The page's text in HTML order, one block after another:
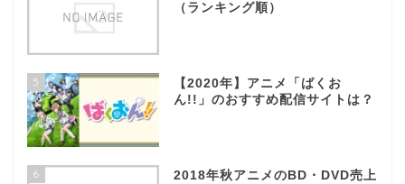
（ランキング順）
5
【2020年】アニメ「ばくお
ん!!」のおすすめ配信サイトは？
6
2018年秋アニメのBD・DVD売上